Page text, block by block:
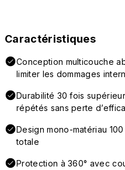
Caractéristiques
Conception multicouche
limiter les dommages
Durabilité 30 fois
répétés sans perte
Design mono-matériau
totale
Protection à 360° avec